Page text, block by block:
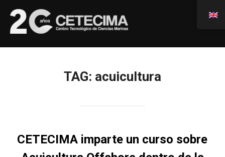
TAG: acuicultura
CETECIMA imparte un curso sobre